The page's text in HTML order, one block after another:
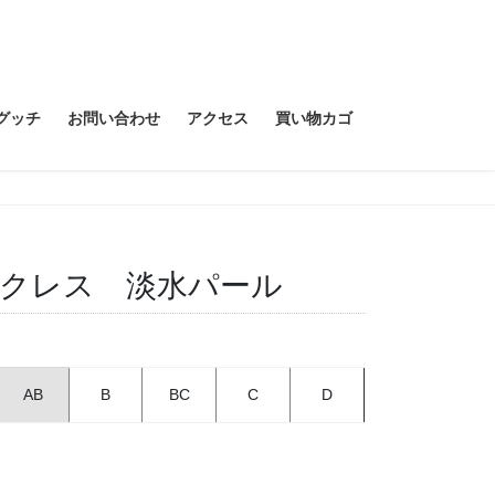
ッチ お問い合わせ アクセス 買い物カゴ
レス 淡水パール
AB B BC C D